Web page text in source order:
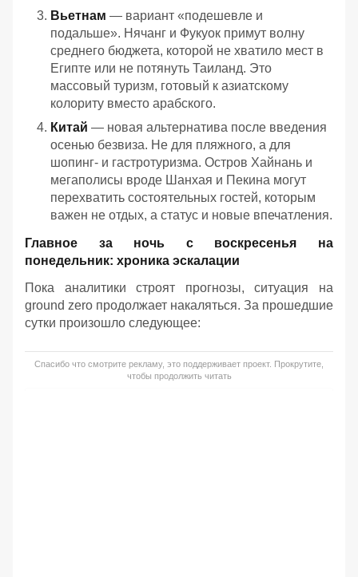
Вьетнам — вариант «подешевле и
подальше». Нячанг и Фукуок примут волну
среднего бюджета, которой не хватило мест в
Египте или не потянуть Таиланд. Это
массовый туризм, готовый к азиатскому
колориту вместо арабского.
Китай — новая альтернатива после введения
осенью безвиза. Не для пляжного, а для
шопинг- и гастротуризма. Остров Хайнань и
мегаполисы вроде Шанхая и Пекина могут
перехватить состоятельных гостей, которым
важен не отдых, а статус и новые впечатления.
Главное за ночь с воскресенья на
понедельник: хроника эскалации
Пока аналитики строят прогнозы, ситуация на
ground zero продолжает накаляться. За прошедшие
сутки произошло следующее:
Спасибо что смотрите рекламу, это поддерживает проект. Прокрутите,
чтобы продолжить читать